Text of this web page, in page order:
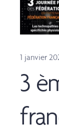
1 janvier
3